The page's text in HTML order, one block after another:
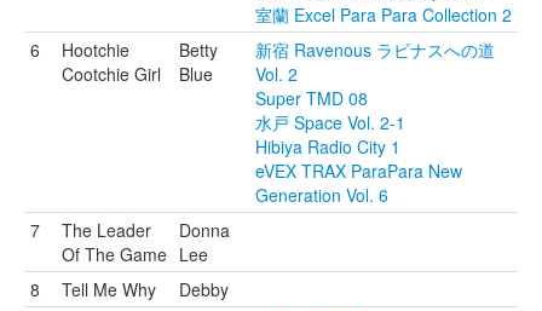
室蘭 Excel Para Para Collection 2
6
Hootchie
Cootchie Girl
Betty
Blue
新宿 Ravenous ラビナスへの道
Vol. 2
Super TMD 08
水戸 Space Vol. 2-1
Hibiya Radio City 1
eVEX TRAX ParaPara New
Generation Vol. 6
7
The Leader
Of The Game
Donna
Lee
8
Tell Me Why
Debby